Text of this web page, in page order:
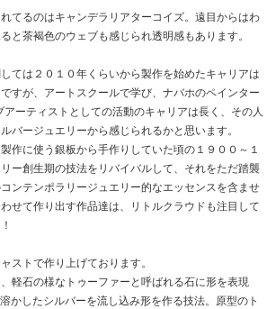
てるのはキャンデラリアターコイズ。遠目からはわ
と茶褐色のウェブも感じられ透明感もあります。
ては２０１０年くらいから製作を始めたキャリアは
すが、アートスクールで学び、ナバホのペインター
ーティストとしての活動のキャリアは長く、その人
バージュエリーから感じられるかと思います。
作に使う銀板から手作りしていた頃の１９００～１
ー創生期の技法をリバイバルして、それをただ踏襲
ンテンポラリージュエリー的なエッセンスを含ませ
せて作り出す作品達は、リトルクラウドも注目して
ストで作り上げております。
軽石の様なトゥーファーと呼ばれる石に形を表現
かしたシルバーを流し込み形を作る技法。原型のト